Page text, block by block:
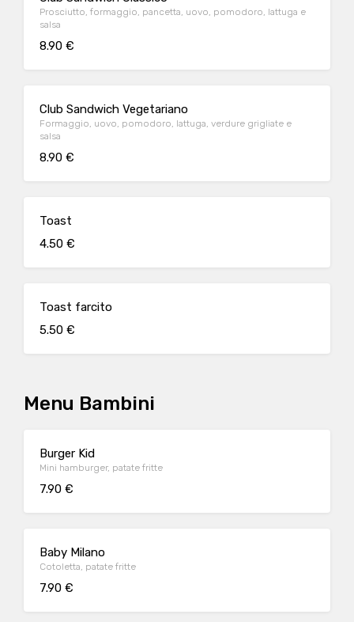
Prosciutto, formaggio, pancetta, uovo, pomodoro, lattuga e
salsa
8.90 €
Club Sandwich Vegetariano
Formaggio, uovo, pomodoro, lattuga, verdure grigliate e
salsa
8.90 €
Toast
4.50 €
Toast farcito
5.50 €
Menu Bambini
Burger Kid
Mini hamburger, patate fritte
7.90 €
Baby Milano
Cotoletta, patate fritte
7.90 €